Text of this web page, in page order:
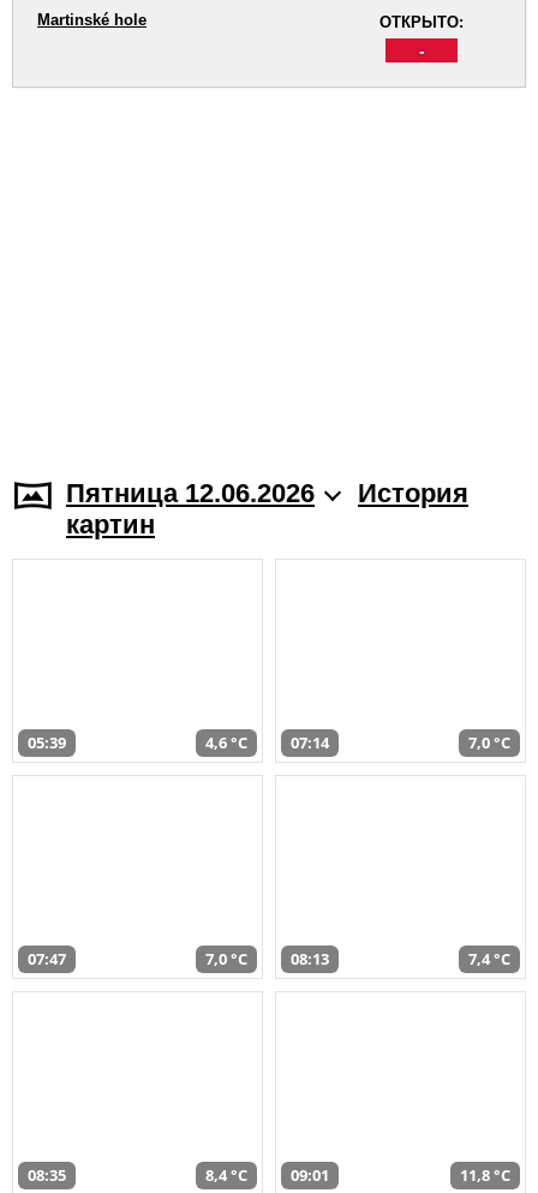
ОТКРЫТО:
-
Martinské hole
Пятница 12.06.2026
История
картин
05:39 4,6 °C 07:14 7,0 °C
07:47 7,0 °C 08:13 7,4 °C
08:35 8,4 °C 09:01 11,8 °C